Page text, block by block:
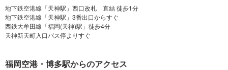
地下鉄空港線「天神駅」西口改札 直結 徒歩1分
地下鉄空港線「天神駅」3番出口からすぐ
西鉄大牟田線「福岡(天神)駅」徒歩4分
福岡空港・博多駅からのアクセス